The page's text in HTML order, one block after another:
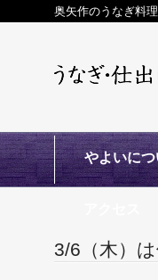
奥矢作のうなぎ料
やよいにつ
3/6（木）は